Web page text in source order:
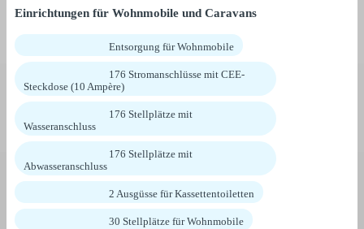
Einrichtungen für Wohnmobile und Caravans
Entsorgung für Wohnmobile
176 Stromanschlüsse mit CEE-
Steckdose (10 Ampère)
176 Stellplätze mit
Wasseranschluss
176 Stellplätze mit
Abwasseranschluss
2 Ausgüsse für Kassettentoiletten
30 Stellplätze für Wohnmobile